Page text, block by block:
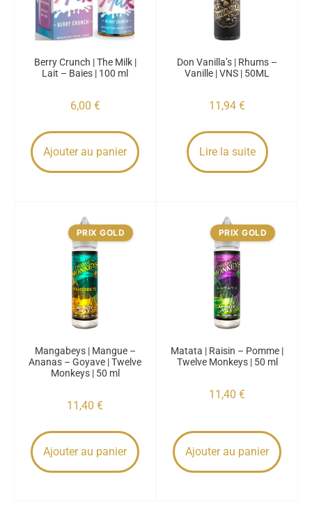
Berry Crunch | The Milk |
Lait – Baies | 100 ml
6,00 €
Ajouter au panier
Don Vanilla’s | Rhums –
Vanille | VNS | 50ML
11,94 €
Lire la suite
PRIX GOLD
Mangabeys | Mangue –
Ananas – Goyave | Twelve
Monkeys | 50 ml
11,40 €
Ajouter au panier
PRIX GOLD
Matata | Raisin – Pomme |
Twelve Monkeys | 50 ml
11,40 €
Ajouter au panier